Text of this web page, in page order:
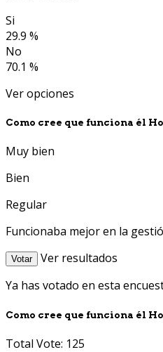
Si
29.9 %
No
70.1 %
Ver opciones
Como cree que funciona él
Muy bien
Bien
Regular
Funcionaba mejor en la
Votar
Ver resultados
Ya has votado en esta
Como cree que funciona él
Total Vote: 125